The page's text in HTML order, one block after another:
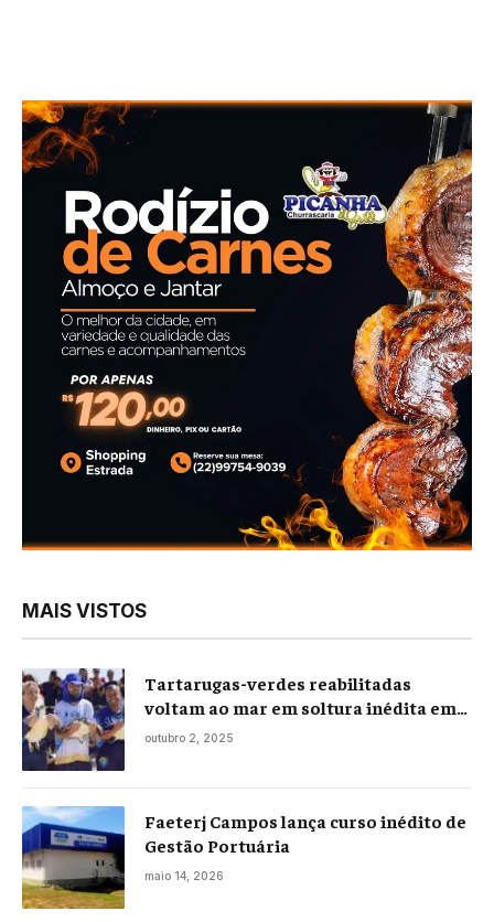
MAIS VISTOS
Tartarugas-verdes reabilitadas
voltam ao mar em soltura inédita em
Praia Seca
outubro 2, 2025
Faeterj Campos lança curso inédito de
Gestão Portuária
maio 14, 2026